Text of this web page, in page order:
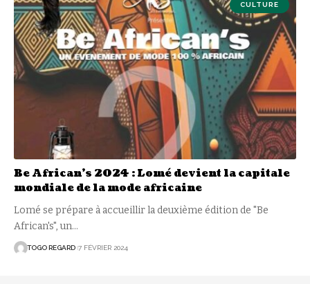
CULTURE
Be African’s 2024 : Lomé devient la capitale
mondiale de la mode africaine
Lomé se prépare à accueillir la deuxième édition de "Be
African's", un…
TOGO REGARD 7 FÉVRIER 2024